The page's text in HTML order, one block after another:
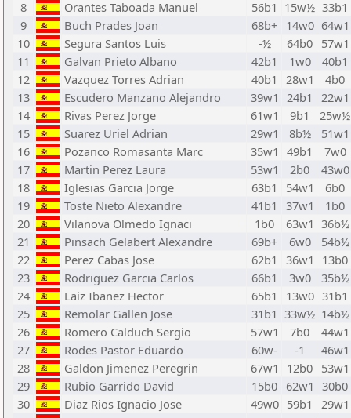
8
Orantes Taboada Manuel 56b1 15w½ 33b1
9
Buch Prades Joan 68b+ 14w0 64w1
10
Segura Santos Luis -½ 64b0 57w1
11
Galvan Prieto Albano 42b1 1w0
40b1
12
Vazquez Torres Adrian 40b1 28w1
4b0
13
Escudero Manzano Alejandro 39w1 24b1
22w1
14
Rivas Perez Jorge 61w1 9b1
25w½
15
Suarez Uriel Adrian 29w1 8b½
51w1
16
Pozanco Romasanta Marc 35w1 49b1
7w0
17
Martin Perez Laura 53w1 2b0
43w0
18
Iglesias Garcia Jorge 63b1 54w1
6b0
19
Toste Nieto Alexandre 41b1 37w1
1b0
20
Vilanova Olmedo Ignaci 1b0 63w1 36b½
21
Pinsach Gelabert Alexandre 69b+ 6w0
54b½
22
Perez Cabas Jose 62b1 36w1
13b0
23
Rodriguez Garcia Carlos 66b1 3w0
35b½
24
Laiz Ibanez Hector 65b1 13w0 31b1
25
Remolar Gallen Jose 31b1 33w½ 14b½
26
Romero Calduch Sergio 57w1 7b0
44w1
27
Rodes Pastor Eduardo 60w- -1
46w1
28
Galdon Jimenez Peregrin 67w1 12b0 53w1
29
Rubio Garrido David 15b0 62w1 30b0
30
Diaz Rios Ignacio Jose 49w0 59b1
29w1